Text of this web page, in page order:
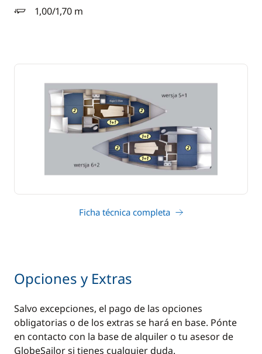
1,00/1,70 m
calado
Ficha técnica completa
Opciones y Extras
Salvo excepciones, el pago de las opciones
obligatorias o de los extras se hará en base. Pónte
en contacto con la base de alquiler o tu asesor de
GlobeSailor si tienes cualquier duda.